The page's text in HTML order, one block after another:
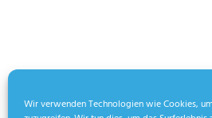
Wir verwenden Technologien wie Cookies,